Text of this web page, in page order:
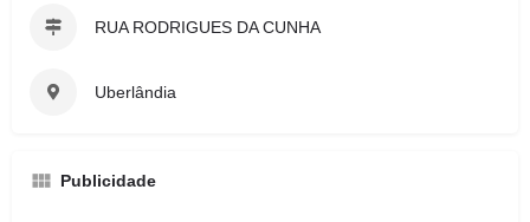
RUA RODRIGUES DA CUNHA
Uberlândia
Publicidade